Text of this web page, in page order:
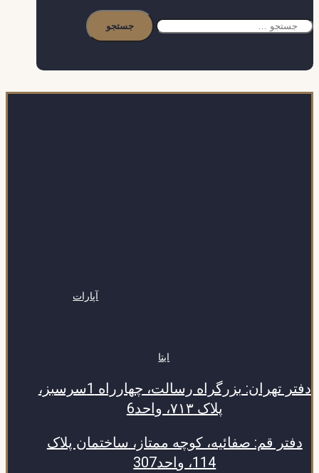
برای:
ایتا
آپارات
دفتر تهران: بزرگراه رسالت، چهارراه 1سرسبز،
پلاک ۷۱۳، واحد6
دفتر قم: صفائیه، کوچه ممتاز، ساختمان پلاک
114، واحد307